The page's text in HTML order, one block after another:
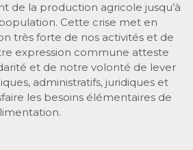
de la production agricole jusqu’à
Cette crise met en
très forte de nos activités et de
expression commune atteste
et de notre volonté de lever
administratifs, juridiques et
les besoins élémentaires de